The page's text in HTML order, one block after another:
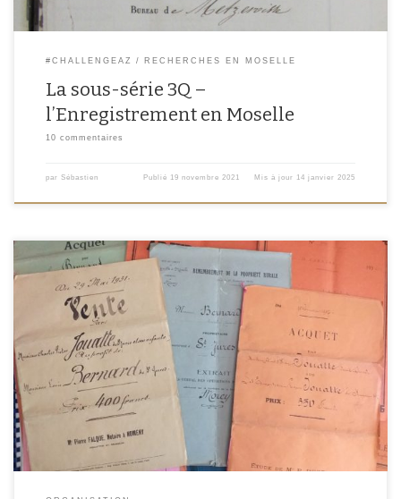
#CHALLENGEAZ RECHERCHES EN MOSELLE
La sous-série 3Q –
l’Enregistrement en Moselle
10 commentaires
par Sébastien Publié 19 novembre 2021 Mis à jour 14 janvier 2025
L’année passée, j’ai suivi la formation en ligne « Organiser les archives
familiales », proposée par le Conseil International des Archives (ICA). La page
de présentation explique que ce « cours explore la manière de s’occuper des
archives familiales, couvre ce qu’elles sont, et explique comment les
organiser, les répertorier et les conditionner […]